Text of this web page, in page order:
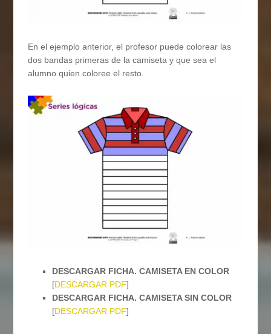
En el ejemplo anterior, el profesor puede colorear las
dos bandas primeras de la camiseta y que sea el
alumno quien coloree el resto.
DESCARGAR FICHA. CAMISETA EN COLOR
[DESCARGAR PDF]
DESCARGAR FICHA. CAMISETA SIN COLOR
[DESCARGAR PDF]